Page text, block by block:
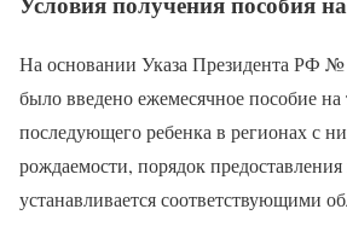
На основании Указа Президента РФ №
было введено ежемесячное пособие на
последующего ребенка в регионах с
рождаемости, порядок предоставления
устанавливается соответствующими